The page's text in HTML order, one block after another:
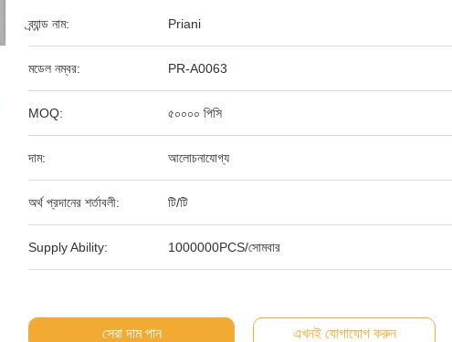
ব্র্যান্ড নাম: Priani
মডেল নম্বর: PR-A0063
MOQ: ৫০০০০ পিসি
দাম: আলোচনাযোগ্য
অর্থ প্রদানের শর্তাবলী: টি/টি
Supply Ability: 1000000PCS/সোমবার
সেরা দাম পান এখনই যোগাযোগ করুন